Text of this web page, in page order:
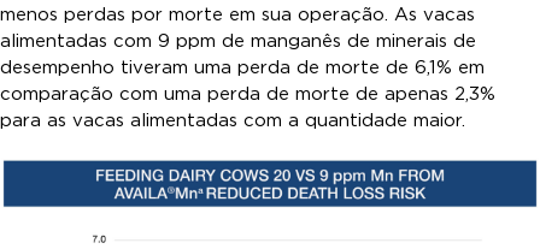
menos perdas por morte em sua operação. As vacas
alimentadas com 9 ppm de manganês de minerais de
desempenho tiveram uma perda de morte de 6,1% em
comparação com uma perda de morte de apenas 2,3%
para as vacas alimentadas com a quantidade maior.